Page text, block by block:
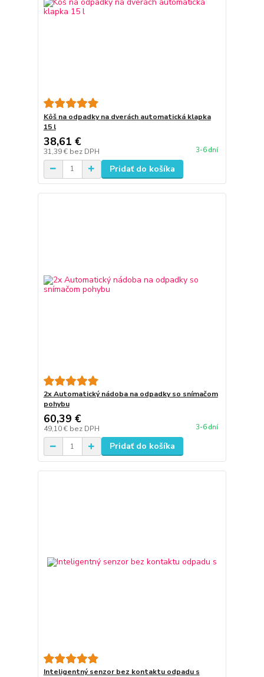
Kôš na odpadky na dverách automatická klapka
15 l
38,61 €
31,39 € bez DPH 3-6 dní
Pridať do košíka
2x Automatický nádoba na odpadky so snímačom
pohybu
60,39 €
49,10 € bez DPH 3-6 dní
Pridať do košíka
Inteligentný senzor bez kontaktu odpadu s